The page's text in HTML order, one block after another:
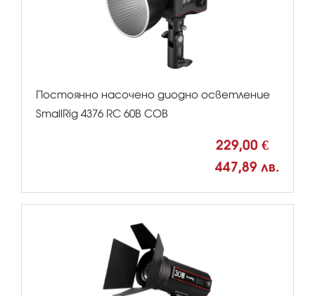
Постоянно насочено диодно осветление
SmallRig 4376 RC 60B COB
229,00 €
447,89 лв.